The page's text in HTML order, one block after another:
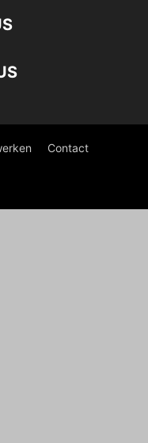
Contact